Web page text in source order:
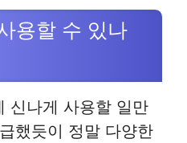
용할 수 있나
신나게 사용할 일만
했듯이 정말 다양한